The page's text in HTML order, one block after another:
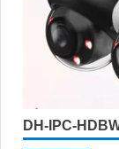
DH-IPC-